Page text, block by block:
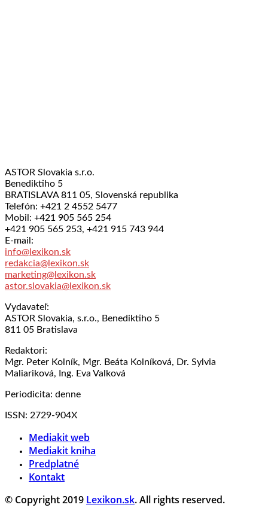
ASTOR Slovakia s.r.o.
Benediktiho 5
BRATISLAVA 811 05, Slovenská republika
Telefón: +421 2 4552 5477
Mobil: +421 905 565 254
+421 905 565 253, +421 915 743 944
E-mail:
info@lexikon.sk
redakcia@lexikon.sk
marketing@lexikon.sk
astor.slovakia@lexikon.sk
Vydavateľ:
ASTOR Slovakia, s.r.o., Benediktiho 5
811 05 Bratislava
Redaktori:
Mgr. Peter Kolník, Mgr. Beáta Kolníková, Dr. Sylvia
Maliariková, Ing. Eva Valková
Periodicita: denne
ISSN: 2729-904X
Mediakit web
Mediakit kniha
Predplatné
Kontakt
© Copyright 2019 Lexikon.sk. All rights reserved.